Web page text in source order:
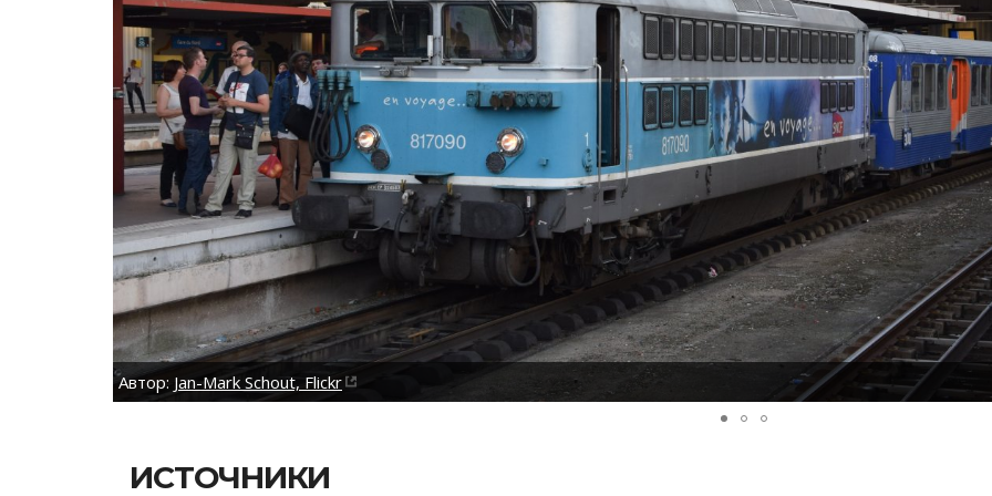
Автор: Jan-Mark Schout, Flickr
ИСТОЧНИКИ